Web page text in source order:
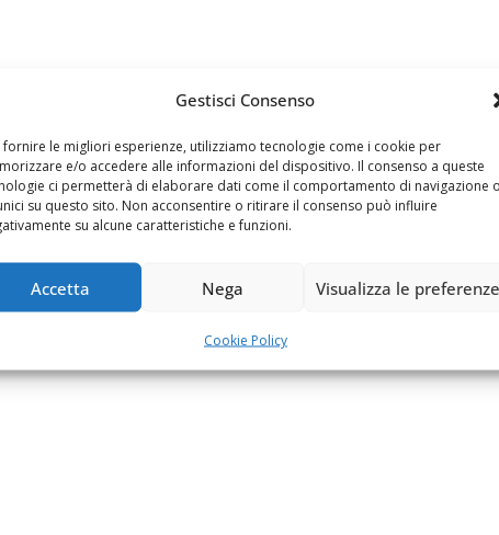
Gestisci Consenso
fornire le migliori esperienze, utilizziamo tecnologie come i cookie per
e/o accedere alle informazioni del dispositivo. Il consenso a queste
ci permetterà di elaborare dati come il comportamento di navigazione o
su questo sito. Non acconsentire o ritirare il consenso può influire
su alcune caratteristiche e funzioni.
Accetta Nega Visualizza le preferenze
Cookie Policy